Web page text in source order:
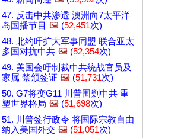
47. 反击中共渗透 澳洲向7太平洋
岛国播节目 🖼️ (52,451次)
48. 北约吁扩大军事同盟 联合亚太
多国对抗中共 🖼️ (52,354次)
49. 美国会吁制裁中共统战官员及
家属 禁颁签证 🖼️ (51,731次)
50. G7将变G11 川普围剿中共 重
塑世界格局 🖼️ (51,698次)
51. 川普签行政令 将国际宗教自由
纳入美国外交 🖼️ (51,051次)